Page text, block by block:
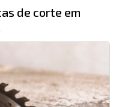
de corte em